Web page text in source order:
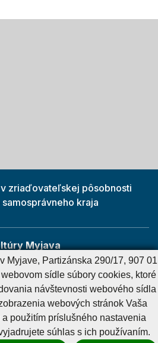
zriaďovateľskej pôsobnosti
kraja
Myjava
- viac informáciíVyhlásenie o prístupnosti
Správca obsahu
GenerujeCMS BUXUS
Myjave, Partizánska 290/17, 907 01
sídle súbory cookies, ktoré
návštevnosti webového sídla
webových stránok Vaša
použitím príslušného nastavenia
súhlas s ich používaním.